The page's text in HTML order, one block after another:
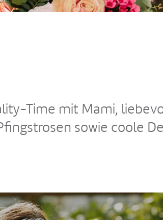
Time mit Mami,
sowie coole